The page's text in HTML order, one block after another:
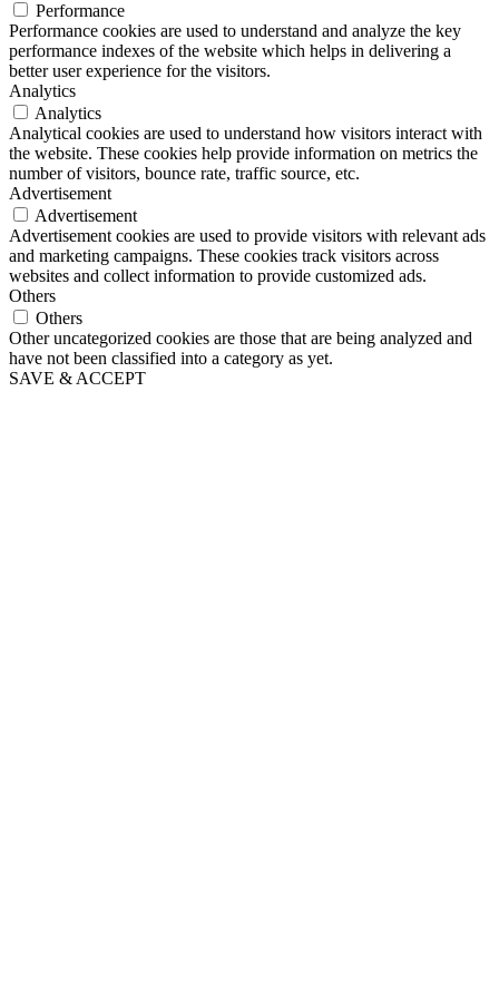
Performance
Performance cookies are used to understand and analyze the key
performance indexes of the website which helps in delivering a
better user experience for the visitors.
Analytics
Analytics
Analytical cookies are used to understand how visitors interact with
the website. These cookies help provide information on metrics the
number of visitors, bounce rate, traffic source, etc.
Advertisement
Advertisement
Advertisement cookies are used to provide visitors with relevant ads
and marketing campaigns. These cookies track visitors across
websites and collect information to provide customized ads.
Others
Others
Other uncategorized cookies are those that are being analyzed and
have not been classified into a category as yet.
SAVE & ACCEPT